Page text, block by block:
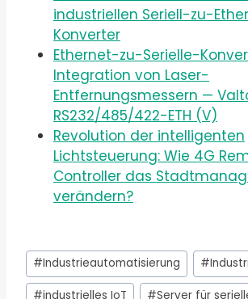
industriellen Seriell-zu-
Konverter
Ethernet-zu-Serielle-
Integration von Laser-
Entfernungsmessern —
RS232/485/422-ETH (V)
Revolution der intelligenten
Lichtsteuerung: Wie 4G
Controller das
verändern?
Schlagworte:
#Industrieautomatisierung #
#industrielles IoT #Server für